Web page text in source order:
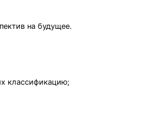
на будущее.
классификацию;